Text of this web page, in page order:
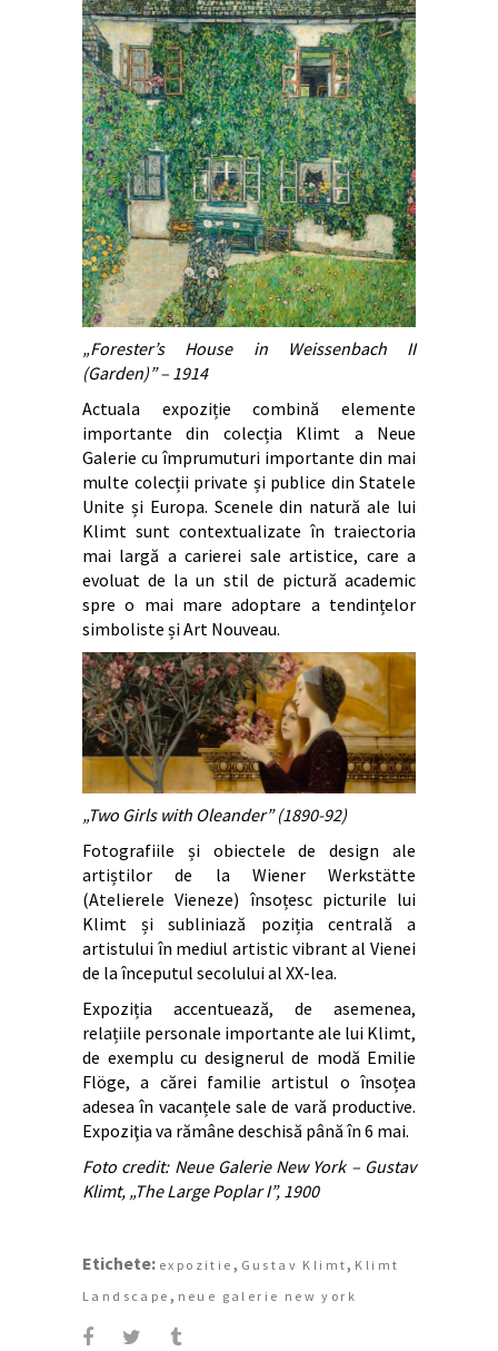
„Forester’s House in Weissenbach II
(Garden)” – 1914
Actuala expoziție combină elemente
importante din colecția Klimt a Neue
Galerie cu împrumuturi importante din mai
multe colecții private și publice din Statele
Unite și Europa. Scenele din natură ale lui
Klimt sunt contextualizate în traiectoria
mai largă a carierei sale artistice, care a
evoluat de la un stil de pictură academic
spre o mai mare adoptare a tendințelor
simboliste și Art Nouveau.
„Two Girls with Oleander” (1890-92)
Fotografiile și obiectele de design ale
artiștilor de la Wiener Werkstätte
(Atelierele Vieneze) însoțesc picturile lui
Klimt și subliniază poziția centrală a
artistului în mediul artistic vibrant al Vienei
de la începutul secolului al XX-lea.
Expoziția accentuează, de asemenea,
relațiile personale importante ale lui Klimt,
de exemplu cu designerul de modă Emilie
Flöge, a cărei familie artistul o însoțea
adesea în vacanțele sale de vară productive.
Expoziţia va rămâne deschisă până în 6 mai.
Foto credit: Neue Galerie New York – Gustav
Klimt, „The Large Poplar I”, 1900
Etichete: expozitie , Gustav Klimt, Klimt
Landscape , neue galerie new york